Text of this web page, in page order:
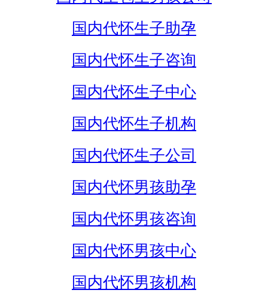
国内代怀生子助孕
国内代怀生子咨询
国内代怀生子中心
国内代怀生子机构
国内代怀生子公司
国内代怀男孩助孕
国内代怀男孩咨询
国内代怀男孩中心
国内代怀男孩机构